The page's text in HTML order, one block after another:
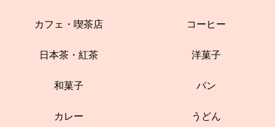
カフェ・喫茶店 コーヒー
日本茶・紅茶 洋菓子
和菓子 パン
カレー うどん